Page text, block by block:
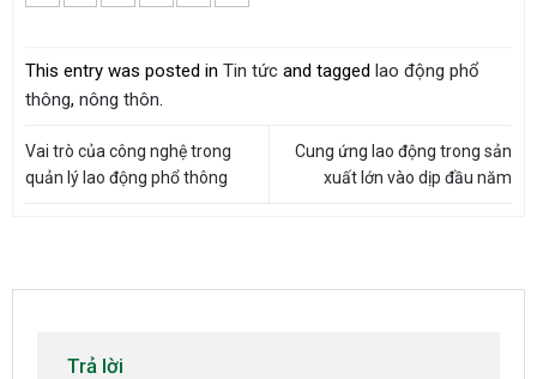
This entry was posted in Tin tức and tagged lao động phổ
thông, nông thôn.
Vai trò của công nghệ trong
quản lý lao động phổ thông
Cung ứng lao động trong sản
xuất lớn vào dịp đầu năm
Trả lời